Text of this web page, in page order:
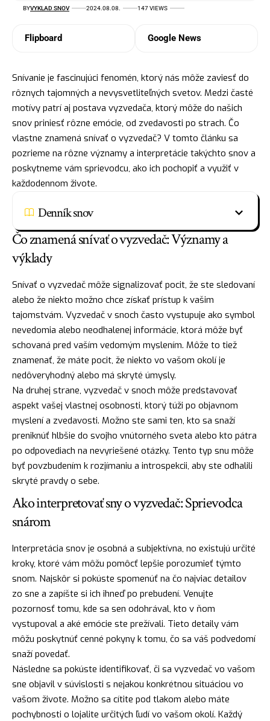
BYVYKLAD SNOV 2024.08.08. 147 VIEWS
Flipboard Google News
Snívanie je fascinujúci fenomén, ktorý nás môže zaviesť do
rôznych tajomných a nevysvetliteľných svetov. Medzi časté
motívy patrí aj postava vyzvedača, ktorý môže do našich
snov priniesť rôzne emócie, od zvedavosti po strach. Čo
vlastne znamená snívať o vyzvedač? V tomto článku sa
pozrieme na rôzne významy a interpretácie takýchto snov a
poskytneme vám sprievodcu, ako ich pochopiť a využiť v
každodennom živote.
Denník snov
Čo znamená snívať o vyzvedač: Významy a
výklady
Snívať o vyzvedač môže signalizovať pocit, že ste sledovaní
alebo že niekto možno chce získať prístup k vašim
tajomstvám. Vyzvedač v snoch často vystupuje ako symbol
nevedomia alebo neodhalenej informácie, ktorá môže byť
schovaná pred vaším vedomým myslením. Môže to tiež
znamenať, že máte pocit, že niekto vo vašom okolí je
nedôveryhodný alebo má skryté úmysly.
Na druhej strane, vyzvedač v snoch môže predstavovať
aspekt vašej vlastnej osobnosti, ktorý túži po objavnom
myslení a zvedavosti. Možno ste sami ten, kto sa snaží
preniknúť hlbšie do svojho vnútorného sveta alebo kto pátra
po odpovediach na nevyriešené otázky. Tento typ snu môže
byť povzbudením k rozjímaniu a introspekcii, aby ste odhalili
skryté pravdy o sebe.
Ako interpretovať sny o vyzvedač: Sprievodca
snárom
Interpretácia snov je osobná a subjektívna, no existujú určité
kroky, ktoré vám môžu pomôcť lepšie porozumieť týmto
snom. Najskôr si pokúste spomenúť na čo najviac detailov
zo sne a zapíšte si ich ihneď po prebudení. Venujte
pozornosť tomu, kde sa sen odohrával, kto v ňom
vystupoval a aké emócie ste prežívali. Tieto detaily vám
môžu poskytnúť cenné pokyny k tomu, čo sa váš podvedomí
snaží povedať.
Následne sa pokúste identifikovať, či sa vyzvedač vo vašom
sne objavil v súvislosti s nejakou konkrétnou situáciou vo
vašom živote. Možno sa cítite pod tlakom alebo máte
pochybnosti o lojalite určitých ľudí vo vašom okolí. Každý